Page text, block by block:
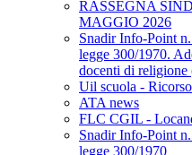
RASSEGNA
MAGGIO 2026
Snadir Info-Point
legge 300/1970.
docenti di
Uil scuola -
ATA news
FLC CGIL -
Snadir Info-Point
legge 300/1970